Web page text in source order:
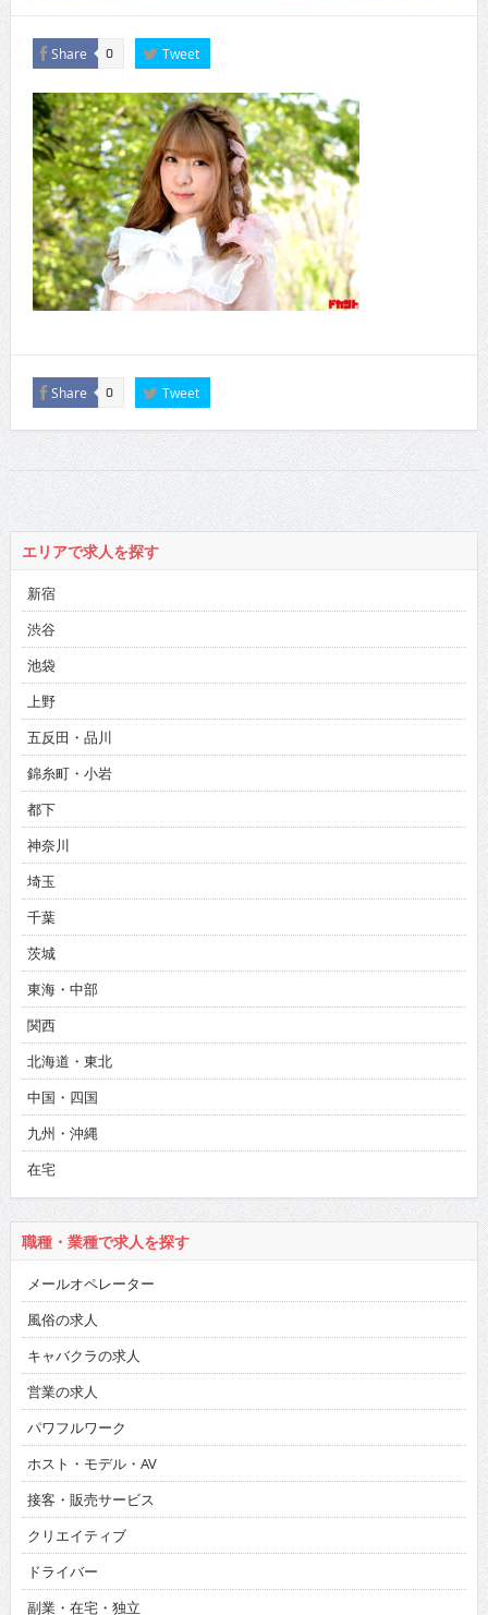
Share 0 Tweet
Share 0 Tweet
エリアで求人を探す
新宿
渋谷
池袋
上野
五反田・品川
錦糸町・小岩
都下
神奈川
埼玉
千葉
茨城
東海・中部
関西
北海道・東北
中国・四国
九州・沖縄
在宅
職種・業種で求人を探す
メールオペレーター
風俗の求人
キャバクラの求人
営業の求人
パワフルワーク
ホスト・モデル・AV
接客・販売サービス
クリエイティブ
ドライバー
副業・在宅・独立